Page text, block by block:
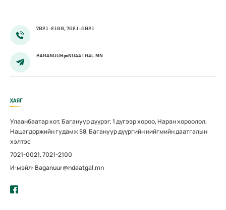
7021-2100, 7021-0021
BAGANUUR@NDAATGAL.MN
ХАЯГ
Улаанбаатар хот, Багануур дүүрэг, 1 дүгээр хороо, Наран хороолол,
Нацагдоржийн гудамж 58, Багануур дүүргийн нийгмийн даатгалын
хэлтэс
7021-0021, 7021-2100
И-мэйл: Baganuur@ndaatgal.mn